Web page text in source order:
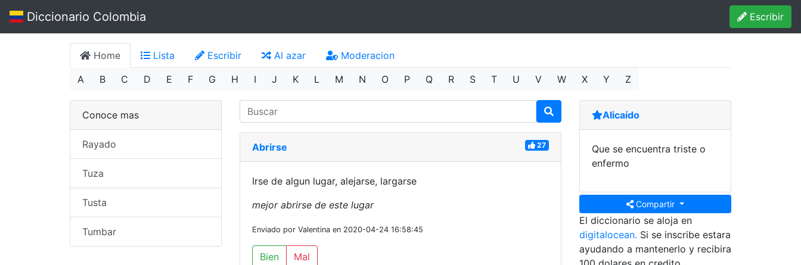
Diccionario Colombia Escribir
Home Lista Escribir Al azar
Moderacion
A
B C D E F G H I J K L M N O P Q R S T U V W X Y Z
Abrirse 27
Irse de algun lugar, alejarse, largarse
mejor abrirse de este lugar
Enviado por Valentina en 2020-04-24 16:58:45
Bien Mal
Conoce mas
Rayado
Tuza
Tusta
Tumbar
Alicaído
Que se encuentra triste o
enfermo
Compartir
El diccionario se aloja en
digitalocean. Si se inscribe estara
ayudando a mantenerlo y recibira